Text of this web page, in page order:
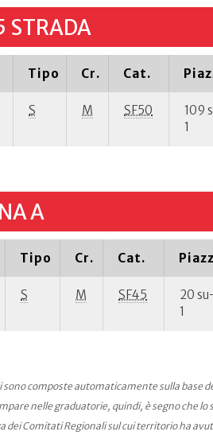
STRADA
Tipo Cr. Cat.
S M SF50
109
1
A
Tipo Cr. Cat.
S M SF45
20
1
composte automaticamente sulla base
nelle graduatorie, quindi, è segno che
dei Comitati Regionali sul cui territorio ha